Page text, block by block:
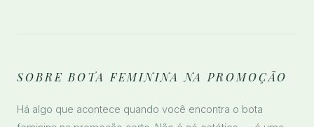
SOBRE BOTA FEMININA NA PROMOÇÃO
Há algo que acontece quando você encontra o bota